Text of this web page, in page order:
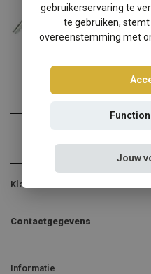
Ford
€324,95
Klantenservice
Contactgegevens
Informatie
gebruikerservaring te
te gebruiken, stemt
overeenstemming met
Jouw